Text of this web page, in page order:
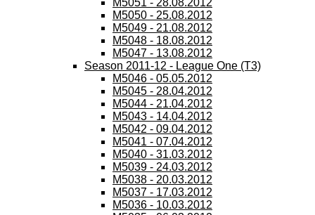
M5051 - 28.08.2012
M5050 - 25.08.2012
M5049 - 21.08.2012
M5048 - 18.08.2012
M5047 - 13.08.2012
Season 2011-12 - League One (T3)
M5046 - 05.05.2012
M5045 - 28.04.2012
M5044 - 21.04.2012
M5043 - 14.04.2012
M5042 - 09.04.2012
M5041 - 07.04.2012
M5040 - 31.03.2012
M5039 - 24.03.2012
M5038 - 20.03.2012
M5037 - 17.03.2012
M5036 - 10.03.2012